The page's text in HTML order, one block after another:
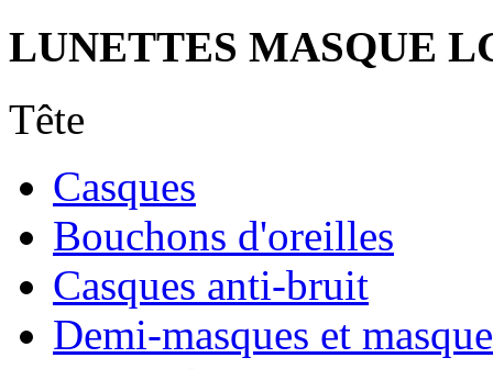
LUNETTES MASQUE
Tête
Casques
Bouchons d'oreilles
Casques anti-bruit
Demi-masques et